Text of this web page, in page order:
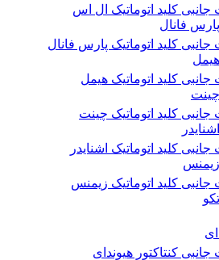
جانبی کلید اتوماتیک ال اس
پارس فانال
جانبی کلید اتوماتیک پارس فانال
هیمل
جانبی کلید اتوماتیک هیمل
چینت
جانبی کلید اتوماتیک چینت
جانبی کلید اتوماتیک اشنایدر
زیمنس
جانبی کلید اتوماتیک زیمنس
جانبی کنتاکتور هیوندای